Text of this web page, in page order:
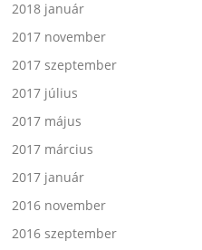
2018 január
2017 november
2017 szeptember
2017 július
2017 május
2017 március
2017 január
2016 november
2016 szeptember